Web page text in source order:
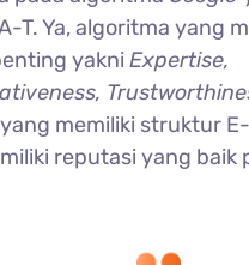
T. Ya, algoritma yang
yakniExpertise,
yang memiliki struktur
reputasi yang baik